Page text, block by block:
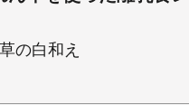
の白和え